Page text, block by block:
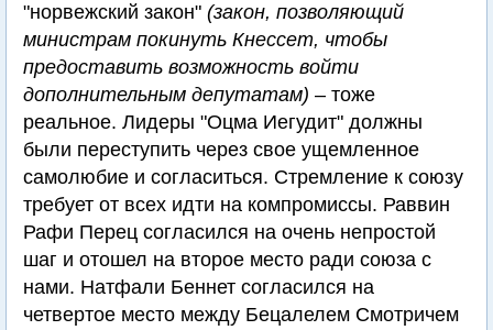
"норвежский закон" (закон, позволяющий
министрам покинуть Кнессет, чтобы
предоставить возможность войти
дополнительным депутатам) – тоже
реальное. Лидеры "Оцма Иегудит" должны
были переступить через свое ущемленное
самолюбие и согласиться. Стремление к союзу
требует от всех идти на компромиссы. Раввин
Рафи Перец согласился на очень непростой
шаг и отошел на второе место ради союза с
нами. Натфали Беннет согласился на
четвертое место между Бецалелем Смотричем